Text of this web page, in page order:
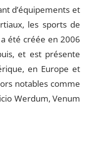
d’équipements et
les sports de
été créée en 2006
et est présente
en Europe et
notables comme
Werdum, Venum